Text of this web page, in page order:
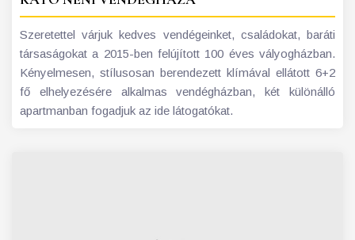
Szeretettel várjuk kedves vendégeinket, családokat, baráti
társaságokat a 2015-ben felújított 100 éves vályogházban.
Kényelmesen, stílusosan berendezett klímával ellátott 6+2
fő elhelyezésére alkalmas vendégházban, két különálló
apartmanban fogadjuk az ide látogatókat.